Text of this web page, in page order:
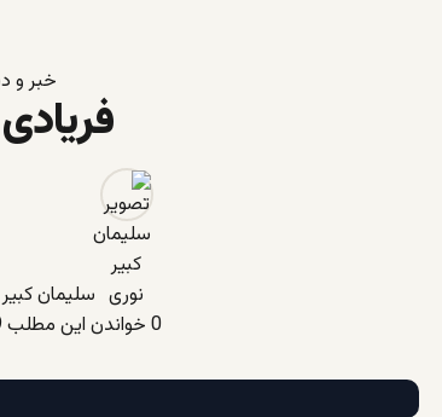
خبر و
فریادی
سلیمان کبیر
0 خواندن این مطلب 9 دقیقه زمان میبرد